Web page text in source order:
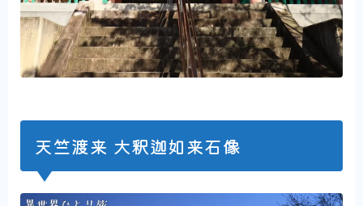
天竺渡来 大釈迦如来石像